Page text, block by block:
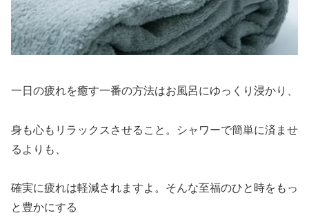
一日の疲れを癒す一番の方法はお風呂にゆっくり浸かり、
身も心もリラックスさせること。シャワーで簡単に済ませ
るよりも、
確実に疲れは軽減されますよ。そんな至福のひと時をもっ
と豊かにする